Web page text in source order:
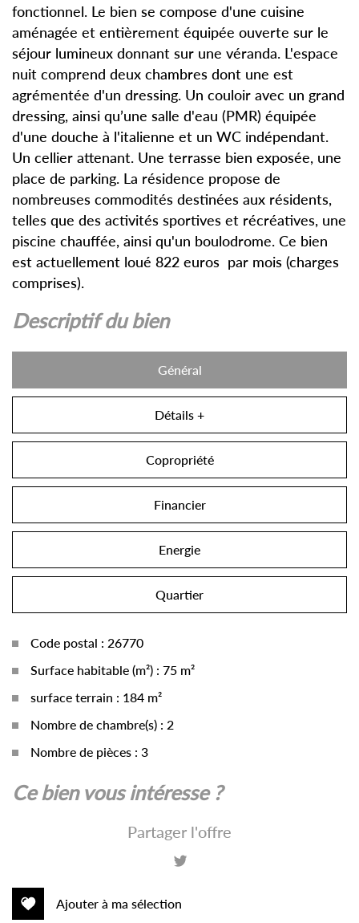
fonctionnel. Le bien se compose d'une cuisine
aménagée et entièrement équipée ouverte sur le
séjour lumineux donnant sur une véranda. L'espace
nuit comprend deux chambres dont une est
agrémentée d'un dressing. Un couloir avec un grand
dressing, ainsi qu’une salle d'eau (PMR) équipée
d'une douche à l'italienne et un WC indépendant.
Un cellier attenant. Une terrasse bien exposée, une
place de parking. La résidence propose de
nombreuses commodités destinées aux résidents,
telles que des activités sportives et récréatives, une
piscine chauffée, ainsi qu'un boulodrome. Ce bien
est actuellement loué 822 euros par mois (charges
comprises).
descriptif du bien
Général
Détails +
Copropriété
Financier
Energie
Quartier
Code postal : 26770
Surface habitable (m²) : 75 m²
surface terrain : 184 m²
Nombre de chambre(s) : 2
Nombre de pièces : 3
la ville de saint-pantaléon-les-vignes
−
ce bien vous intéresse ?
Partager l'offre
Ajouter à ma sélection